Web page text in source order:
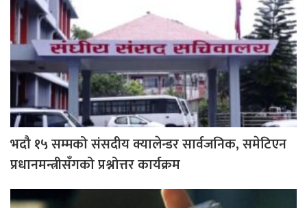
भदौ १५ सम्मको संसदीय क्यालेन्डर सार्वजनिक, समेटिएन
प्रधानमन्त्रीसँगको प्रश्नोत्तर कार्यक्रम